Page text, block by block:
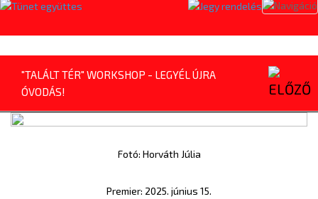
"TALÁLT TÉR" WORKSHOP - LEGYÉL ÚJRA
ÓVODÁS!
Fotó: Horváth Júlia
Premier: 2025. június 15.